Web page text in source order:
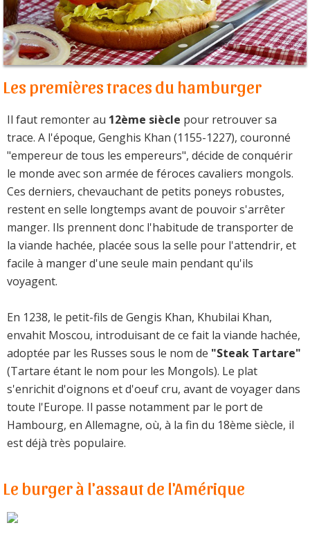
Les premières traces du hamburger
Il faut remonter au 12ème siècle pour retrouver sa
trace. A l'époque, Genghis Khan (1155-1227), couronné
"empereur de tous les empereurs", décide de conquérir
le monde avec son armée de féroces cavaliers mongols.
Ces derniers, chevauchant de petits poneys robustes,
restent en selle longtemps avant de pouvoir s'arrêter
manger. Ils prennent donc l'habitude de transporter de
la viande hachée, placée sous la selle pour l'attendrir, et
facile à manger d'une seule main pendant qu'ils
voyagent.
En 1238, le petit-fils de Gengis Khan, Khubilai Khan,
envahit Moscou, introduisant de ce fait la viande hachée,
adoptée par les Russes sous le nom de "Steak Tartare"
(Tartare étant le nom pour les Mongols). Le plat
s'enrichit d'oignons et d'oeuf cru, avant de voyager dans
toute l'Europe. Il passe notamment par le port de
Hambourg, en Allemagne, où, à la fin du 18ème siècle, il
est déjà très populaire.
Le burger à l'assaut de l'Amérique